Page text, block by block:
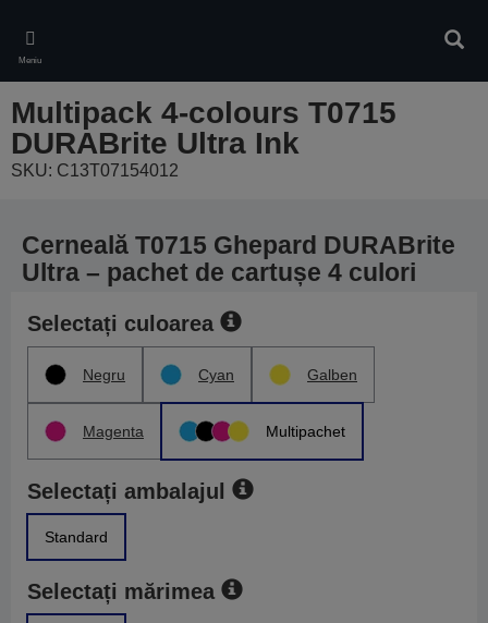
main
content
Meniu
Multipack 4-colours T0715
DURABrite Ultra Ink
SKU: C13T07154012
Cerneală T0715 Ghepard DURABrite
Ultra – pachet de cartușe 4 culori
Selectați culoarea
Negru Cyan Galben
Magenta Multipachet
Selectați ambalajul
Standard
Selectați mărimea